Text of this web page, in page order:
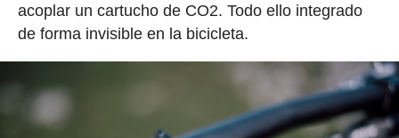
acoplar un cartucho de CO2. Todo ello integrado
de forma invisible en la bicicleta.